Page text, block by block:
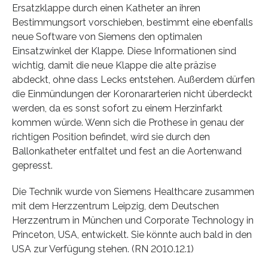
Ersatzklappe durch einen Katheter an ihren
Bestimmungsort vorschieben, bestimmt eine ebenfalls
neue Software von Siemens den optimalen
Einsatzwinkel der Klappe. Diese Informationen sind
wichtig, damit die neue Klappe die alte präzise
abdeckt, ohne dass Lecks entstehen. Außerdem dürfen
die Einmündungen der Koronararterien nicht überdeckt
werden, da es sonst sofort zu einem Herzinfarkt
kommen würde. Wenn sich die Prothese in genau der
richtigen Position befindet, wird sie durch den
Ballonkatheter entfaltet und fest an die Aortenwand
gepresst.
Die Technik wurde von Siemens Healthcare zusammen
mit dem Herzzentrum Leipzig, dem Deutschen
Herzzentrum in München und Corporate Technology in
Princeton, USA, entwickelt. Sie könnte auch bald in den
USA zur Verfügung stehen. (RN 2010.12.1)